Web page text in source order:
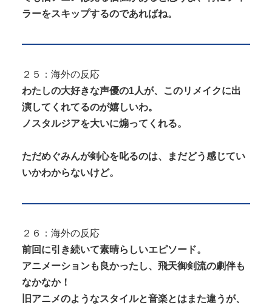
ラーをスキップするのであればね。
２５：海外の反応
わたしの大好きな声優の1人が、このリメイクに出
演してくれてるのが嬉しいわ。
ノスタルジアを大いに煽ってくれる。
ただめぐみんが剣心を叱るのは、まだどう感じてい
いかわからないけど。
２６：海外の反応
前回に引き続いて素晴らしいエピソード。
アニメーションも良かったし、飛天御剣流の劇伴も
なかなか！
旧アニメのようなスタイルと音楽とはまた違うが、